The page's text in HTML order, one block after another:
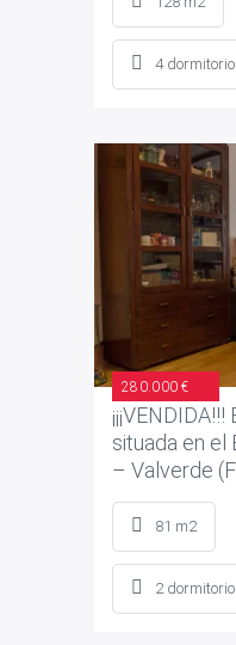
4
280.000 €
situada en el
– Valverde
81 m2
2